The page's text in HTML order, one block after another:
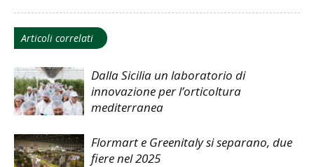
Articoli correlati
Dalla Sicilia un laboratorio di
innovazione per l’orticoltura
mediterranea
Flormart e Greenitaly si separano, due
fiere nel 2025